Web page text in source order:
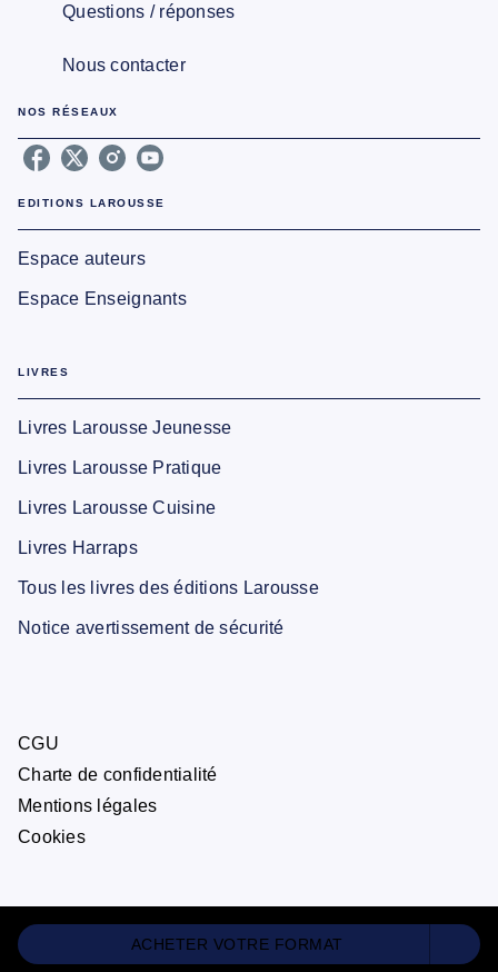
ACHETER VOTRE FORMAT
Questions / réponses
Nous contacter
NOS RÉSEAUX
EDITIONS LAROUSSE
Espace auteurs
Espace Enseignants
LIVRES
Livres Larousse Jeunesse
Livres Larousse Pratique
Livres Larousse Cuisine
Livres Harraps
Tous les livres des éditions Larousse
Notice avertissement de sécurité
CGU
Charte de confidentialité
Mentions légales
Cookies
ÉDITIONS LAROUSSE© 2026